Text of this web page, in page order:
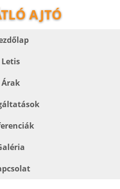
AJTÓ
Letis
Árak